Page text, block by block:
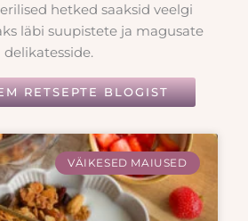
hetked saaksid veelgi
läbi suupistete ja magusate
delikatesside.
RETSEPTE BLOGIST
VÄIKESED MAIUSED